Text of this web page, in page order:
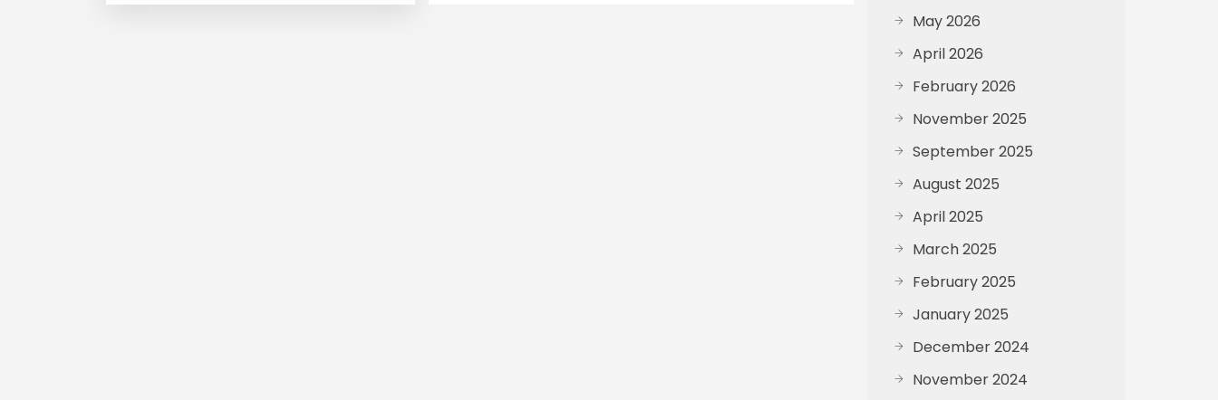
May 2026
April 2026
February 2026
November 2025
September 2025
August 2025
April 2025
March 2025
February 2025
January 2025
December 2024
November 2024